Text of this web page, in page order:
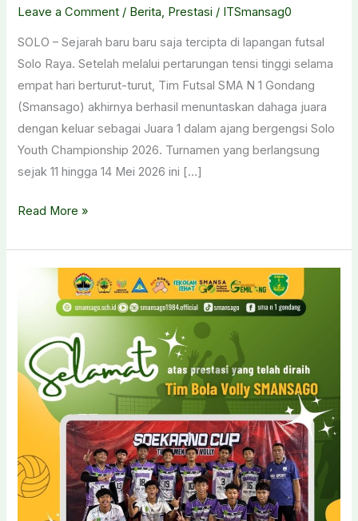
Leave a Comment / Berita, Prestasi / ITSmansag0
SOLO – Sejarah baru baru saja tercipta di lapangan futsal
Solo Raya. Setelah melalui pertarungan tensi tinggi selama
empat hari berturut-turut, Tim Futsal SMA N 1 Gondang
(Smansago) akhirnya berhasil menuntaskan dahaga juara
dengan keluar sebagai Juara 1 dalam ajang bergengsi Solo
Youth Championship 2026. Turnamen yang berlangsung
sejak 11 hingga 14 Mei 2026 ini […]
Guncang
Raya!
Gondang
Resmi
di
Solo
Youth
Read More »